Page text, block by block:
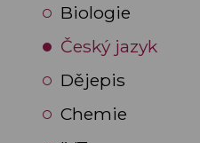
Biologie
Český jazyk
Dějepis
Chemie